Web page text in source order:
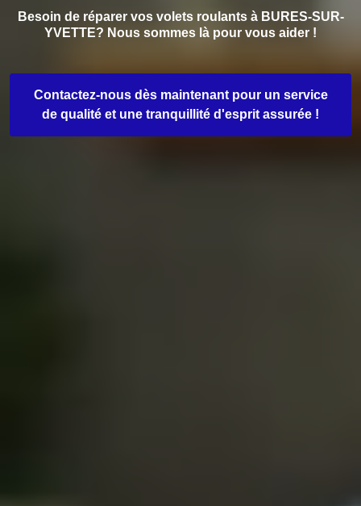
Besoin de réparer vos volets roulants à BURES-SUR-
YVETTE? Nous sommes là pour vous aider !
Contactez-nous dès maintenant pour un service
de qualité et une tranquillité d'esprit assurée !